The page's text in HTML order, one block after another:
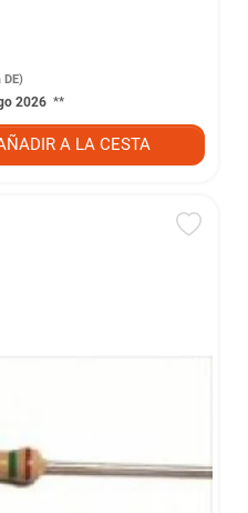
2026 **
A LA CESTA